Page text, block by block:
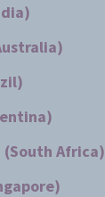
(South Africa)